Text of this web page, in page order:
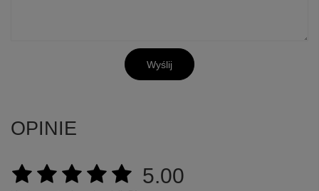
Wyślij
OPINIE
5.00